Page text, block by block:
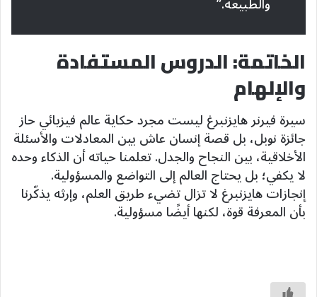
الخاتمة: الدروس المستفادة
والإلهام
سيرة فيرنر هايزنبرغ ليست مجرد حكاية عالم فيزيائي حاز
جائزة نوبل، بل قصة إنسان عاش بين المعادلات والأسئلة
الأخلاقية، بين النجاح والجدل. تعلمنا حياته أن الذكاء وحده
لا يكفي؛ بل يحتاج العالم إلى التواضع والمسؤولية.
إنجازات هايزنبرغ لا تزال تضيء طريق العلم، وإرثه يذكّرنا
بأن المعرفة قوة، لكنها أيضًا مسؤولية.